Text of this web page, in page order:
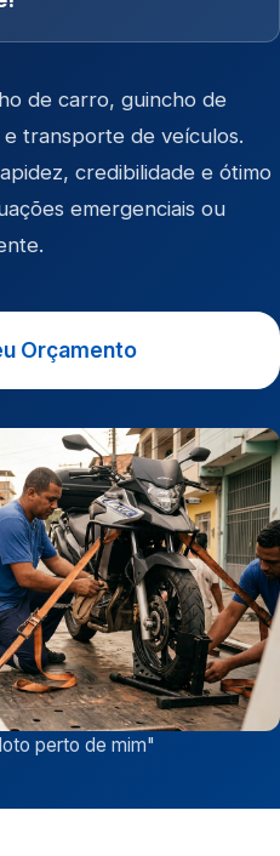
de carro, guincho de
e transporte de veículos.
credibilidade e ótimo
emergenciais ou
Orçamento
perto de mim"